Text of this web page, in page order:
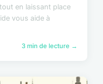
en laissant place
vous aide à
3 min de lecture →